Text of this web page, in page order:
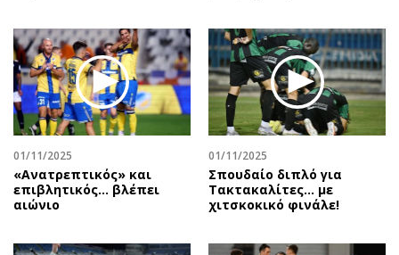
01/11/2025
«Ανατρεπτικός» και
επιβλητικός… βλέπει
αιώνιο
01/11/2025
Σπουδαίο διπλό για
Τακτακαλίτες… με
χιτσκοκικό φινάλε!